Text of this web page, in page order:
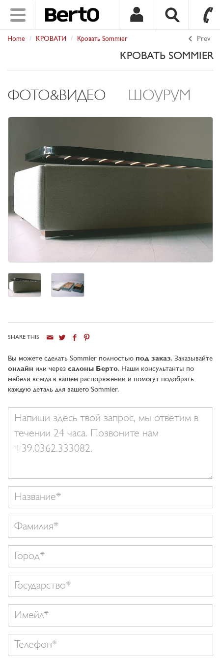
SKIP TO CONTENT
Toggle
navigation
Prev
Home КРОВАТИ Кровать Sommier
КРОВАТЬ SOMMIER
ФОТО&ВИДЕО ШОУРУМ
SHARE THIS
Вы можете сделать Sommier полностью под заказ. Заказывайте
онлайн или через салоны Берто. Наши консультанты по
мебели всегда в вашем распоряжении и помогут подобрать
каждую деталь для вашего Sommier.
сообщение
Город